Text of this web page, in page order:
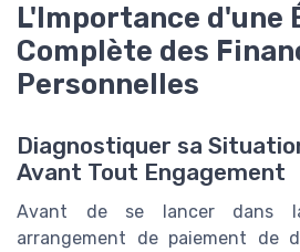
L'Importance d'une
Complète des
Personnelles
Diagnostiquer sa
Avant Tout Engagement
Avant de se lancer dans
arrangement de paiement de